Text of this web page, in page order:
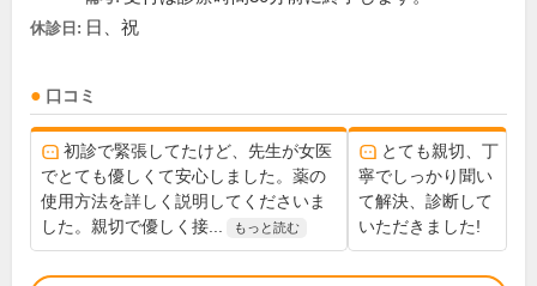
休診日: 日、祝
口コミ
初診で緊張してたけど、先生が女医
でとても優しくて安心しました。薬の
使用方法を詳しく説明してくださいま
した。親切で優しく接...
もっと読む
とても親切、丁
寧でしっかり聞い
て解決、診断して
いただきました!